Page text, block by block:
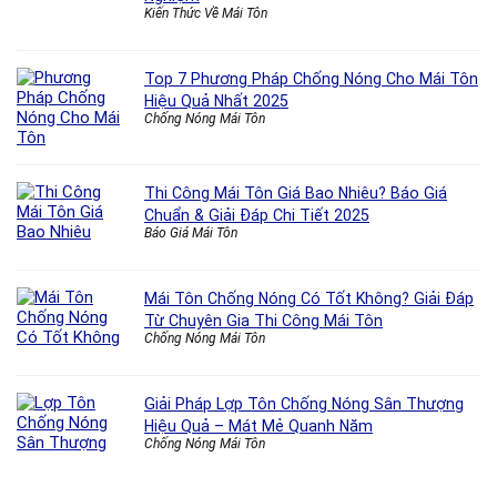
Kiến Thức Về Mái Tôn
Top 7 Phương Pháp Chống Nóng Cho Mái Tôn
Hiệu Quả Nhất 2025
Chống Nóng Mái Tôn
Thi Công Mái Tôn Giá Bao Nhiêu? Báo Giá
Chuẩn & Giải Đáp Chi Tiết 2025
Báo Giá Mái Tôn
Mái Tôn Chống Nóng Có Tốt Không? Giải Đáp
Từ Chuyên Gia Thi Công Mái Tôn
Chống Nóng Mái Tôn
Giải Pháp Lợp Tôn Chống Nóng Sân Thượng
Hiệu Quả – Mát Mẻ Quanh Năm
Chống Nóng Mái Tôn